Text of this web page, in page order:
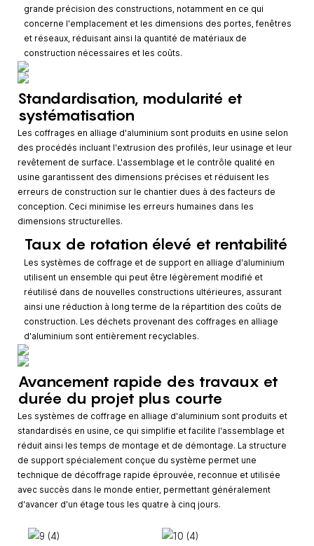
grande précision des constructions, notamment en ce qui
concerne l'emplacement et les dimensions des portes, fenêtres
et réseaux, réduisant ainsi la quantité de matériaux de
construction nécessaires et les coûts.
Standardisation, modularité et
systématisation
Les coffrages en alliage d'aluminium sont produits en usine selon
des procédés incluant l'extrusion des profilés, leur usinage et leur
revêtement de surface. L'assemblage et le contrôle qualité en
usine garantissent des dimensions précises et réduisent les
erreurs de construction sur le chantier dues à des facteurs de
conception. Ceci minimise les erreurs humaines dans les
dimensions structurelles.
Taux de rotation élevé et rentabilité
Les systèmes de coffrage et de support en alliage d'aluminium
utilisent un ensemble qui peut être légèrement modifié et
réutilisé dans de nouvelles constructions ultérieures, assurant
ainsi une réduction à long terme de la répartition des coûts de
construction. Les déchets provenant des coffrages en alliage
d'aluminium sont entièrement recyclables.
Avancement rapide des travaux et
durée du projet plus courte
Les systèmes de coffrage en alliage d'aluminium sont produits et
standardisés en usine, ce qui simplifie et facilite l'assemblage et
réduit ainsi les temps de montage et de démontage. La structure
de support spécialement conçue du système permet une
technique de décoffrage rapide éprouvée, reconnue et utilisée
avec succès dans le monde entier, permettant généralement
d'avancer d'un étage tous les quatre à cinq jours.